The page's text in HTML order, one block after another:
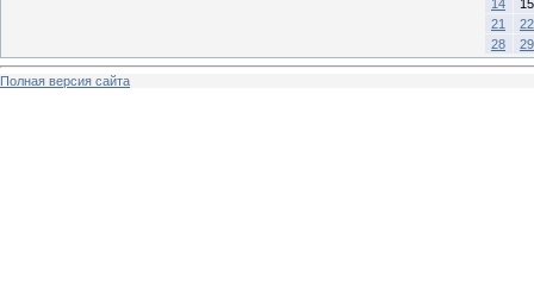
14
15
21
22
28
29
Полная версия сайта